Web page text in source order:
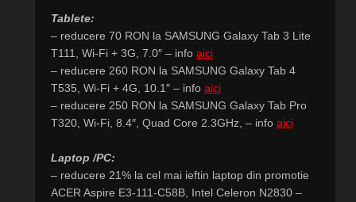
Tablete:
– reducere 70 RON la SAMSUNG Galaxy Tab 3 Lite
T111, Wi-Fi + 3G, 7.0″ – info aici
– reducere 260 RON la SAMSUNG Galaxy Tab 4
T535, Wi-Fi + 4G, 10.1″ – info aici
– reducere 250 RON la SAMSUNG Galaxy Tab Pro
T320, Wi-Fi, 8.4″, Quad Core 2.3GHz, – info aici
Laptop /PC:
– reducere 21% la cel mai ieftin laptop din promotie
ACER Aspire E3-111-C58B, Intel Celeron N2830 –